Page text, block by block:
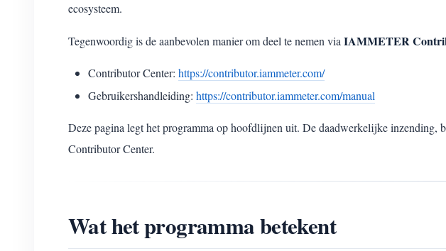
ecosysteem.
Tegenwoordig is de aanbevolen manier om deel te nemen via IAMMETER
Contributor Center: https://contributor.iammeter.com/
Gebruikershandleiding: https://contributor.iammeter.com/manual
Deze pagina legt het programma op hoofdlijnen uit. De daadwerkelijke
Contributor Center.
Wat het programma betekent